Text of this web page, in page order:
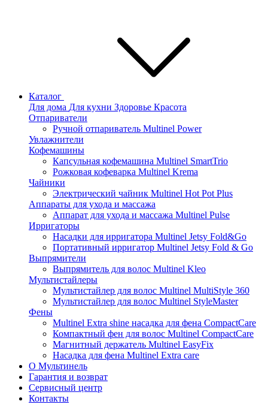
Каталог
Для дома Для кухни Здоровье Красота
Отпариватели
Ручной отпариватель Multinel Power
Увлажнители
Кофемашины
Капсульная кофемашина Multinel SmartTrio
Рожковая кофеварка Multinel Krema
Чайники
Электрический чайник Multinel Hot Pot Plus
Аппараты для ухода и массажа
Аппарат для ухода и массажа Multinel Pulse
Ирригаторы
Насадки для ирригатора Multinel Jetsy Fold&Go
Портативный ирригатор Multinel Jetsy Fold & Go
Выпрямители
Выпрямитель для волос Multinel Kleo
Мультистайлеры
Мультистайлер для волос Multinel MultiStyle 360
Мультистайлер для волос Multinel StyleMaster
Фены
Multinel Extra shine насадка для фена СompactCare
Компактный фен для волос Multinel CompactCare
Магнитный держатель Multinel EasyFix
Насадка для фена Multinel Extra care
О Мультинель
Гарантия и возврат
Сервисный центр
Контакты